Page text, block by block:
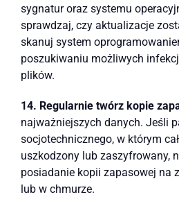
sygnatur oraz systemu
sprawdzaj, czy aktualizacje
skanuj system
poszukiwaniu możliwych
plików.
14. Regularnie twórz kopie
najważniejszych danych. Jeśli
socjotechnicznego, w którym
uszkodzony lub zaszyfrowany,
posiadanie kopii zapasowej na
lub w chmurze.